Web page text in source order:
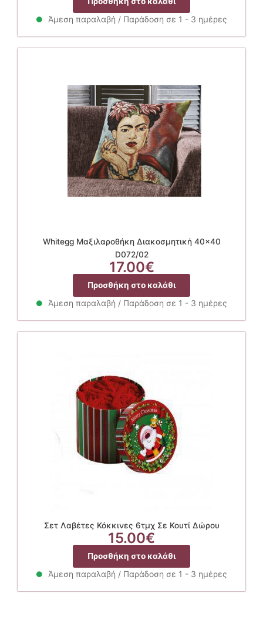
Άμεση παραλαβή / Παράδοση σε 1 - 3 ημέρες
Whitegg Μαξιλαροθήκη Διακοσμητική 40×40
D072/02
17.00€
Προσθήκη στο καλάθι
Άμεση παραλαβή / Παράδοση σε 1 - 3 ημέρες
Σετ Λαβέτες Κόκκινες 6τμχ Σε Κουτί Δώρου
15.00€
Προσθήκη στο καλάθι
Άμεση παραλαβή / Παράδοση σε 1 - 3 ημέρες